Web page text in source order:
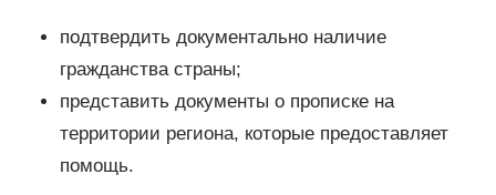
подтвердить документально наличие
гражданства страны;
представить документы о прописке на
территории региона, которые предоставляет
помощь.